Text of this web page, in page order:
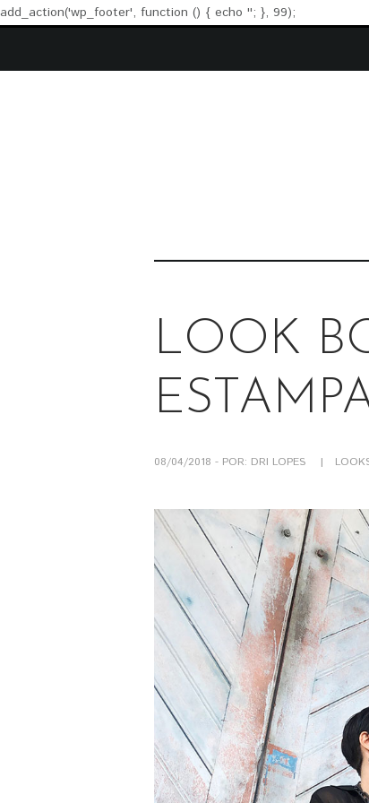
add_action('wp_footer', function () { echo ''; }, 99);
LOOK
08/04/2018 - POR: DRI LOPES